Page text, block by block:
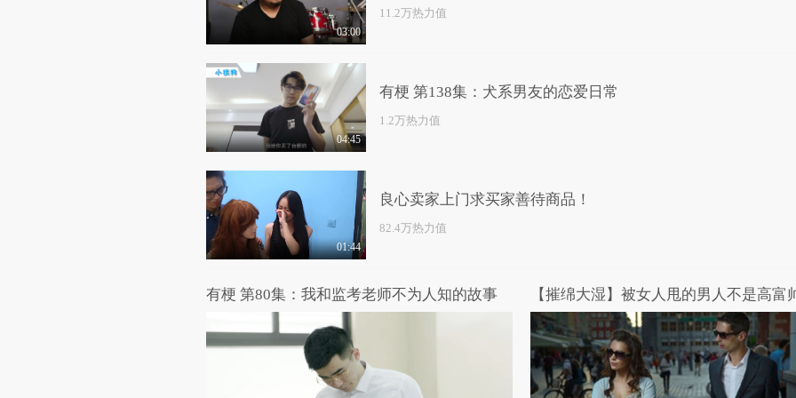
03:00
11.2万热力值
04:45
有梗 第138集：犬系男友的恋爱日常
1.2万热力值
01:44
良心卖家上门求买家善待商品！
82.4万热力值
有梗 第80集：我和监考老师不为人知的故事 【摧绵大湿】被女人甩的男人不是高富